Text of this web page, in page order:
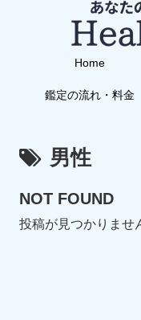
Home
鑑定の流れ・料金
男性
NOT FOUND
投稿が見つかりませ